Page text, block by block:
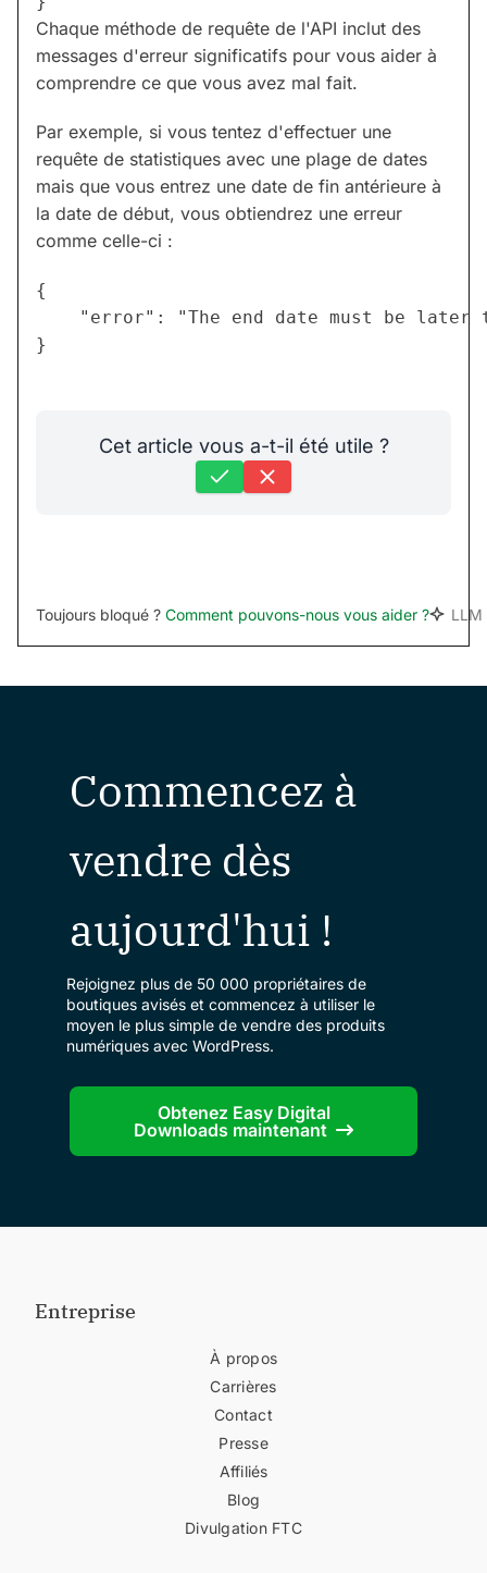
Chaque méthode de requête de l'API inclut des
messages d'erreur significatifs pour vous aider à
comprendre ce que vous avez mal fait.
Par exemple, si vous tentez d'effectuer une
requête de statistiques avec une plage de dates
mais que vous entrez une date de fin antérieure à
la date de début, vous obtiendrez une erreur
comme celle-ci :
{
"error": "The end date must be later
Cet article vous a-t-il été utile ?
Toujours bloqué ? Comment pouvons-nous vous aider ? LLM
Commencez à
vendre dès
aujourd'hui !
Rejoignez plus de 50 000 propriétaires de
boutiques avisés et commencez à utiliser le
moyen le plus simple de vendre des produits
numériques avec WordPress.
Obtenez Easy Digital
Downloads maintenant
Entreprise
À propos
Carrières
Contact
Presse
Affiliés
Blog
Divulgation FTC